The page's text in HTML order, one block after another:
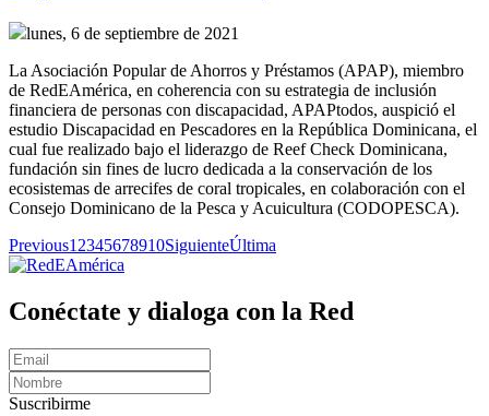
lunes, 6 de septiembre de 2021
La Asociación Popular de Ahorros y Préstamos (APAP), miembro
de RedEAmérica, en coherencia con su estrategia de inclusión
financiera de personas con discapacidad, APAPtodos, auspició el
estudio Discapacidad en Pescadores en la República Dominicana, el
cual fue realizado bajo el liderazgo de Reef Check Dominicana,
fundación sin fines de lucro dedicada a la conservación de los
ecosistemas de arrecifes de coral tropicales, en colaboración con el
Consejo Dominicano de la Pesca y Acuicultura (CODOPESCA).
Previous1 2345678910SiguienteÚltima
Conéctate y dialoga con la Red
Suscribirme